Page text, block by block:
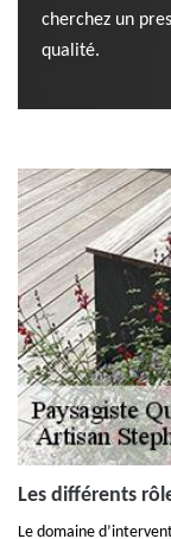
cherchez un
qualité.
Les différents
Le domaine